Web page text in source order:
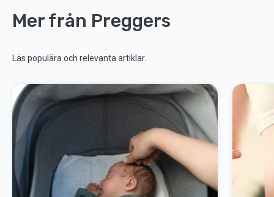
Mer från Preggers
Läs populära och relevanta artiklar.